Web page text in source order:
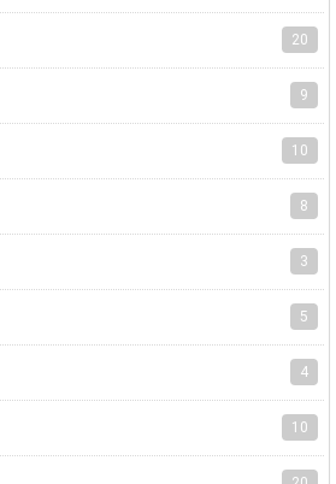
20
9
10
8
3
5
4
10